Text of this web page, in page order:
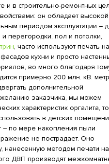
и в строительно-ремонтных
он обладает высокой
периодом эксплуатации –
перегородки, пол и потолки,
, часто используют печать на
кухни и просто
во много благодаря
примерно 200 млн. кВ.
дополнительной
заказчика, мы можем
характеристик оргалита,
в детских
– по мере накопления пыли
не пострадает. Оно
нанесенную методом печати на
ДВП производят